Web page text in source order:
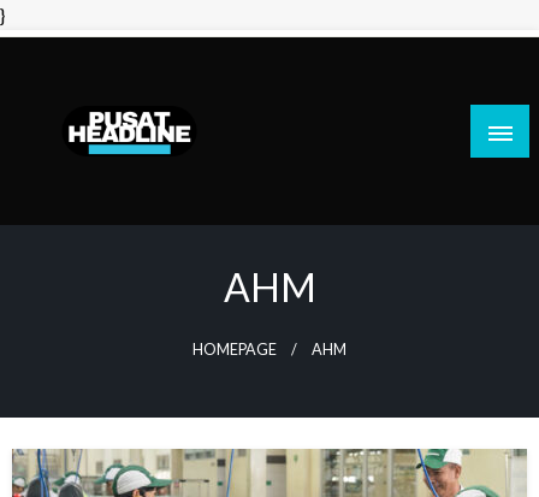
}Skip
to
AHM
HOMEPAGE AHM